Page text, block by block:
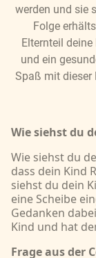
werden und sie
Folge
Elternteil
und ein
Spaß mit dieser
Wie siehst du
Wie siehst du
dass dein Kind
siehst du dein
eine Scheibe
Gedanken
Kind und hat
Frage aus der